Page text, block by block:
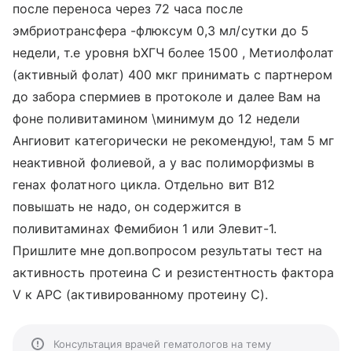
после переноса через 72 часа после
эмбриотрансфера -флюксум 0,3 мл/сутки до 5
недели, т.е уровня bХГЧ более 1500 , Метиолфолат
(активный фолат) 400 мкг принимать с партнером
до забора спермиев в протоколе и далее Вам на
фоне поливитамином \минимум до 12 недели
Ангиовит категорически не рекомендую!, там 5 мг
неактивной фолиевой, а у вас полиморфизмы в
генах фолатного цикла. Отдельно вит В12
повышать не надо, он содержится в
поливитаминах Фемибион 1 или Элевит-1.
Пришлите мне доп.вопросом результаты тест на
активность протеина С и резистентность фактора
V к АРС (активированному протеину С).
Консультация врачей гематологов на тему